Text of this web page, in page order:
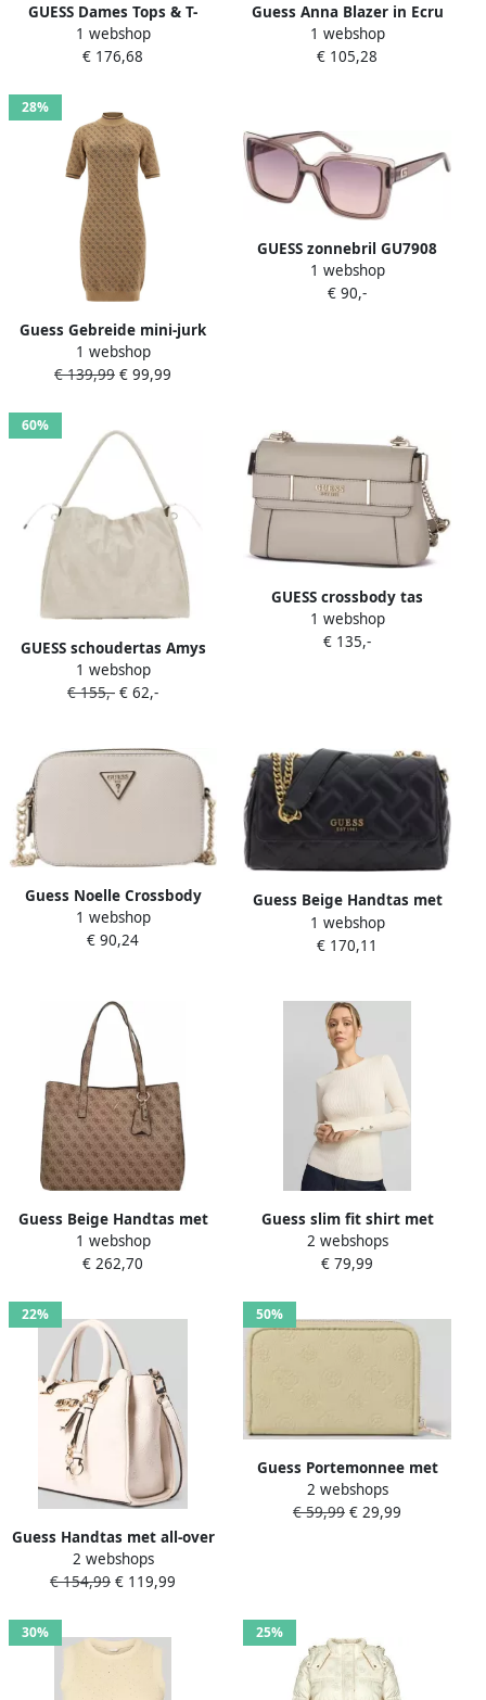
GUESS Dames Tops & T-
shirts Grace Logo Sweater
Ecru
1 webshop
€ 176,68
Guess Anna Blazer in Ecru
Kleur Beige Dames
1 webshop
€ 105,28
28%
Guess Gebreide mini-jurk
met logomotief model 'LISE'
1 webshop
€ 139,99 € 99,99
GUESS zonnebril GU7908
beige
1 webshop
€ 90,-
60%
GUESS schoudertas Amys
beige
1 webshop
€ 155,- € 62,-
GUESS crossbody tas
Anadela beige
1 webshop
€ 135,-
Guess Noelle Crossbody
Camera Dames Tas Beige
Dames
1 webshop
€ 90,24
Guess Beige Handtas met
Kettingriem en Meerdere
Compartimenten Beige
1 webshop
€ 170,11
Guess Beige Handtas met
Schouderbanden en
Meerdere Compartimenten
1 webshop
€ 262,70
Guess slim fit shirt met
lange mouwen van
viscosemix model 'Ellie'
2 webshops
€ 79,99
22%
Guess Handtas met all-over
reliëflogo model 'Anise'
2 webshops
€ 154,99 € 119,99
50%
Guess Portemonnee met
logodetail in lederlook
model 'Anise'
2 webshops
€ 59,99 € 29,99
30% 25%